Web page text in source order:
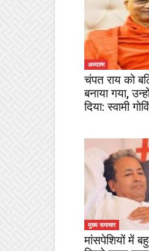
अध्यात्म
चंपत राय को
बनाया गया,
दिया: स्वामी
मुख्य समाचार
मांसपेशियों में